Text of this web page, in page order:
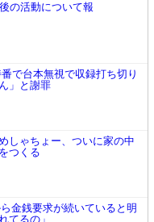
の活動について報
で台本無視で収録打ち切り
」と謝罪
しゃちょー、ついに家の中
つくる
金銭要求が続いていると明
てるの」